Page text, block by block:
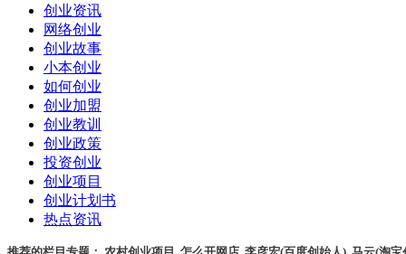
创业资讯
网络创业
创业故事
小本创业
如何创业
创业加盟
创业教训
创业政策
投资创业
创业项目
创业计划书
热点资讯